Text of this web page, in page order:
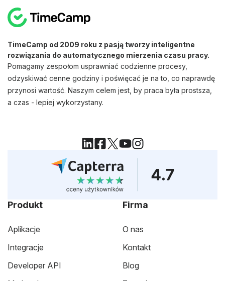
TimeCamp od 2009 roku z pasją tworzy inteligentne
rozwiązania do automatycznego mierzenia czasu pracy.
Pomagamy zespołom usprawniać codzienne procesy,
odzyskiwać cenne godziny i poświęcać je na to, co naprawdę
przynosi wartość. Naszym celem jest, by praca była prostsza,
a czas - lepiej wykorzystany.
Produkt
Aplikacje
Integracje
Developer API
Firma
O nas
Kontakt
Blog